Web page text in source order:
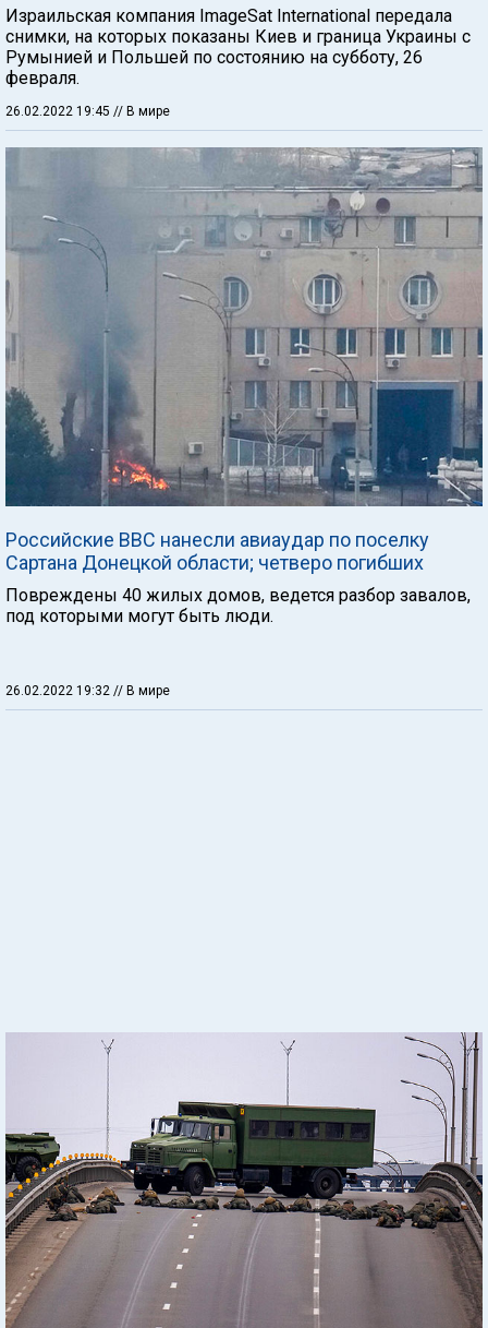
Израильская компания ImageSat International передала
снимки, на которых показаны Киев и граница Украины с
Румынией и Польшей по состоянию на субботу, 26
февраля.
26.02.2022 19:45 // В мире
Российские ВВС нанесли авиаудар по поселку
Сартана Донецкой области; четверо погибших
Повреждены 40 жилых домов, ведется разбор завалов,
под которыми могут быть люди.
26.02.2022 19:32 // В мире